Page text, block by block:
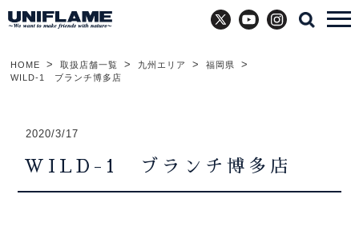
X YouTubeInstagram
HOME 取扱店舗一覧 九州エリア
福岡県
WILD-1 ブランチ博多店
2020/3/17
WILD-1 ブランチ博多店